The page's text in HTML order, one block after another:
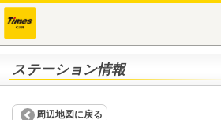
ステーション情報
周辺地図に戻る